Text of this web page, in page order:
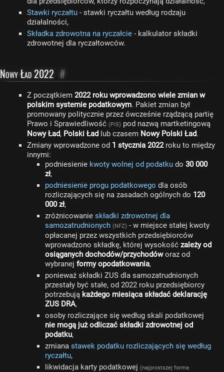
Stawki ryczałtu - stawki ryczałtu według rodzaju
działalności,
Składka zdrowotna na ryczałcie - kalkulator składki
zdrowotnej dla ryczałtowców.
Nowy Ład 2022 #
Z początkiem 2022 roku wprowadzono wiele zmian w
polskim systemie podatkowym. Pakiet zmian był
promowany politycznie przez ówcześnie rządzącą partię
Prawo i Sprawiedliwość (PiS) pod nazwą martketingową
Nowy Ład, Polski Ład lub czasem Nowy Polski Ład.
Zmiany wprowadzone od 1 stycznia 2022roku to między
innymi:
podniesienie kwoty wolnej od podatku do 30 000
zł,
podniesienie progu podatkowego dla osób
rozliczających się na zasadach ogólnych do 120
000 zł,
zróżnicowanie składki zdrowotnej dla
samozatrudnionych (NFZ) - w miejsce stałej kwoty
opłacanej przez wszystkich przedsiębiorców
wprowadzono składkę, której wysokość zależy od
osiąganych dochodów/przychodóworaz od
wybranej formy opodatkowania,
ponieważ składki ZUS dla samozatrudnionych
przestały być stałe, od 2022 roku przedsiębiorcy
potrzebują każdego miesiąca składać deklarację
ZUS DRA,
osoby rozliczające się według skali podatkowej
nie mogą już odliczać składki zdrowotnej od
podatku,
zmiana stawek podatku rozliczających się według
ryczałtu,
likwidacja karty podatkowej (najprostszej forma